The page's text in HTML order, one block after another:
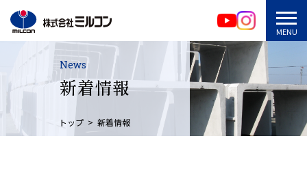
News
新着情報
トップ 新着情報